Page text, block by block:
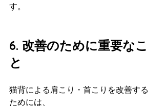
す。
6. 改善のために重要なこ
と
猫背による肩こり・首こりを改善する
ためには、